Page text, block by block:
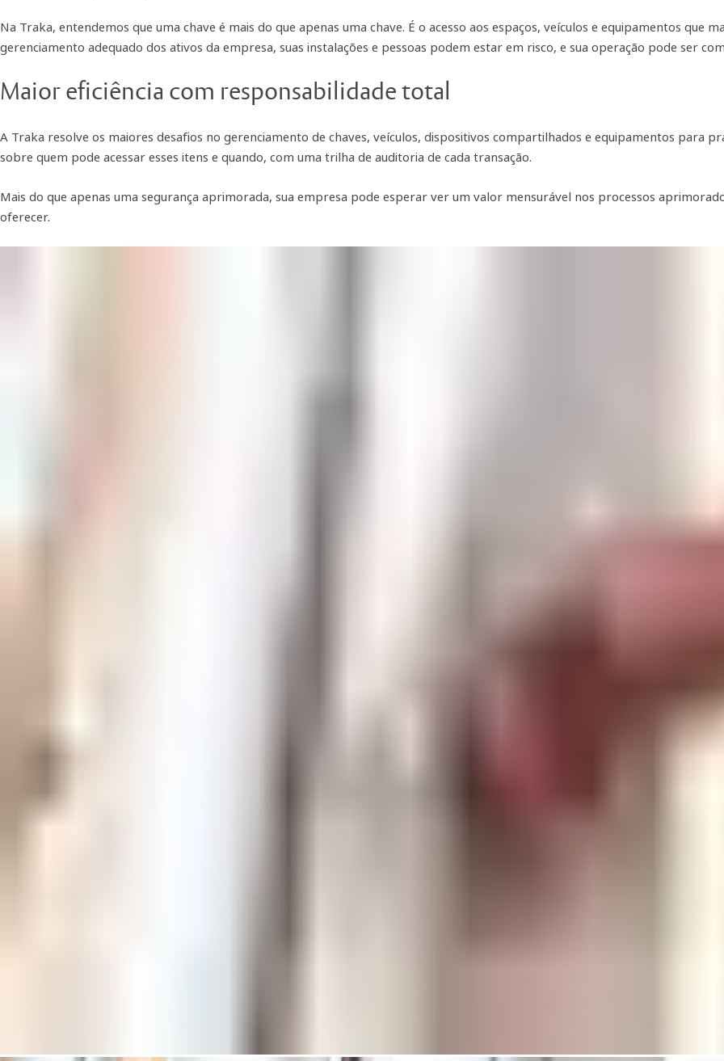
Na Traka, entendemos que uma chave é mais do que apenas uma chave. É o acesso aos espaços, veículos e equipamentos que
gerenciamento adequado dos ativos da empresa, suas instalações e pessoas podem estar em risco, e sua operação pode ser
Maior eficiência com responsabilidade total
A Traka resolve os maiores desafios no gerenciamento de chaves, veículos, dispositivos compartilhados e equipamentos para
sobre quem pode acessar esses itens e quando, com uma trilha de auditoria de cada transação.
Mais do que apenas uma segurança aprimorada, sua empresa pode esperar ver um valor mensurável nos processos
oferecer.